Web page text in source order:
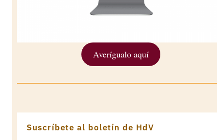
Averígualo aquí
Suscríbete al boletín de HdV